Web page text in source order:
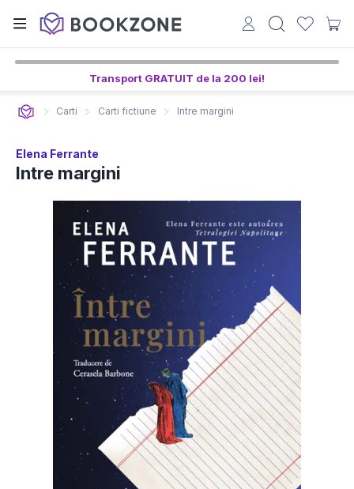
Transport GRATUIT de la 200 lei!
Carti Carti fictiune Intre margini
Elena Ferrante
Intre margini